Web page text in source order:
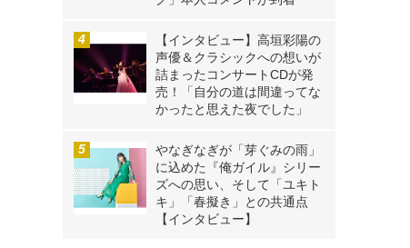
【インタビュー】高垣彩陽の
声優＆クラシックへの想いが
詰まったコンサートCDが発
売！「自分の道は間違ってな
かったと思えた夜でした」
やなぎなぎが「芽ぐみの雨」
に込めた『俺ガイル』シリー
ズへの思い、そして「ユキト
キ」「春擬き」との共通点
【インタビュー】